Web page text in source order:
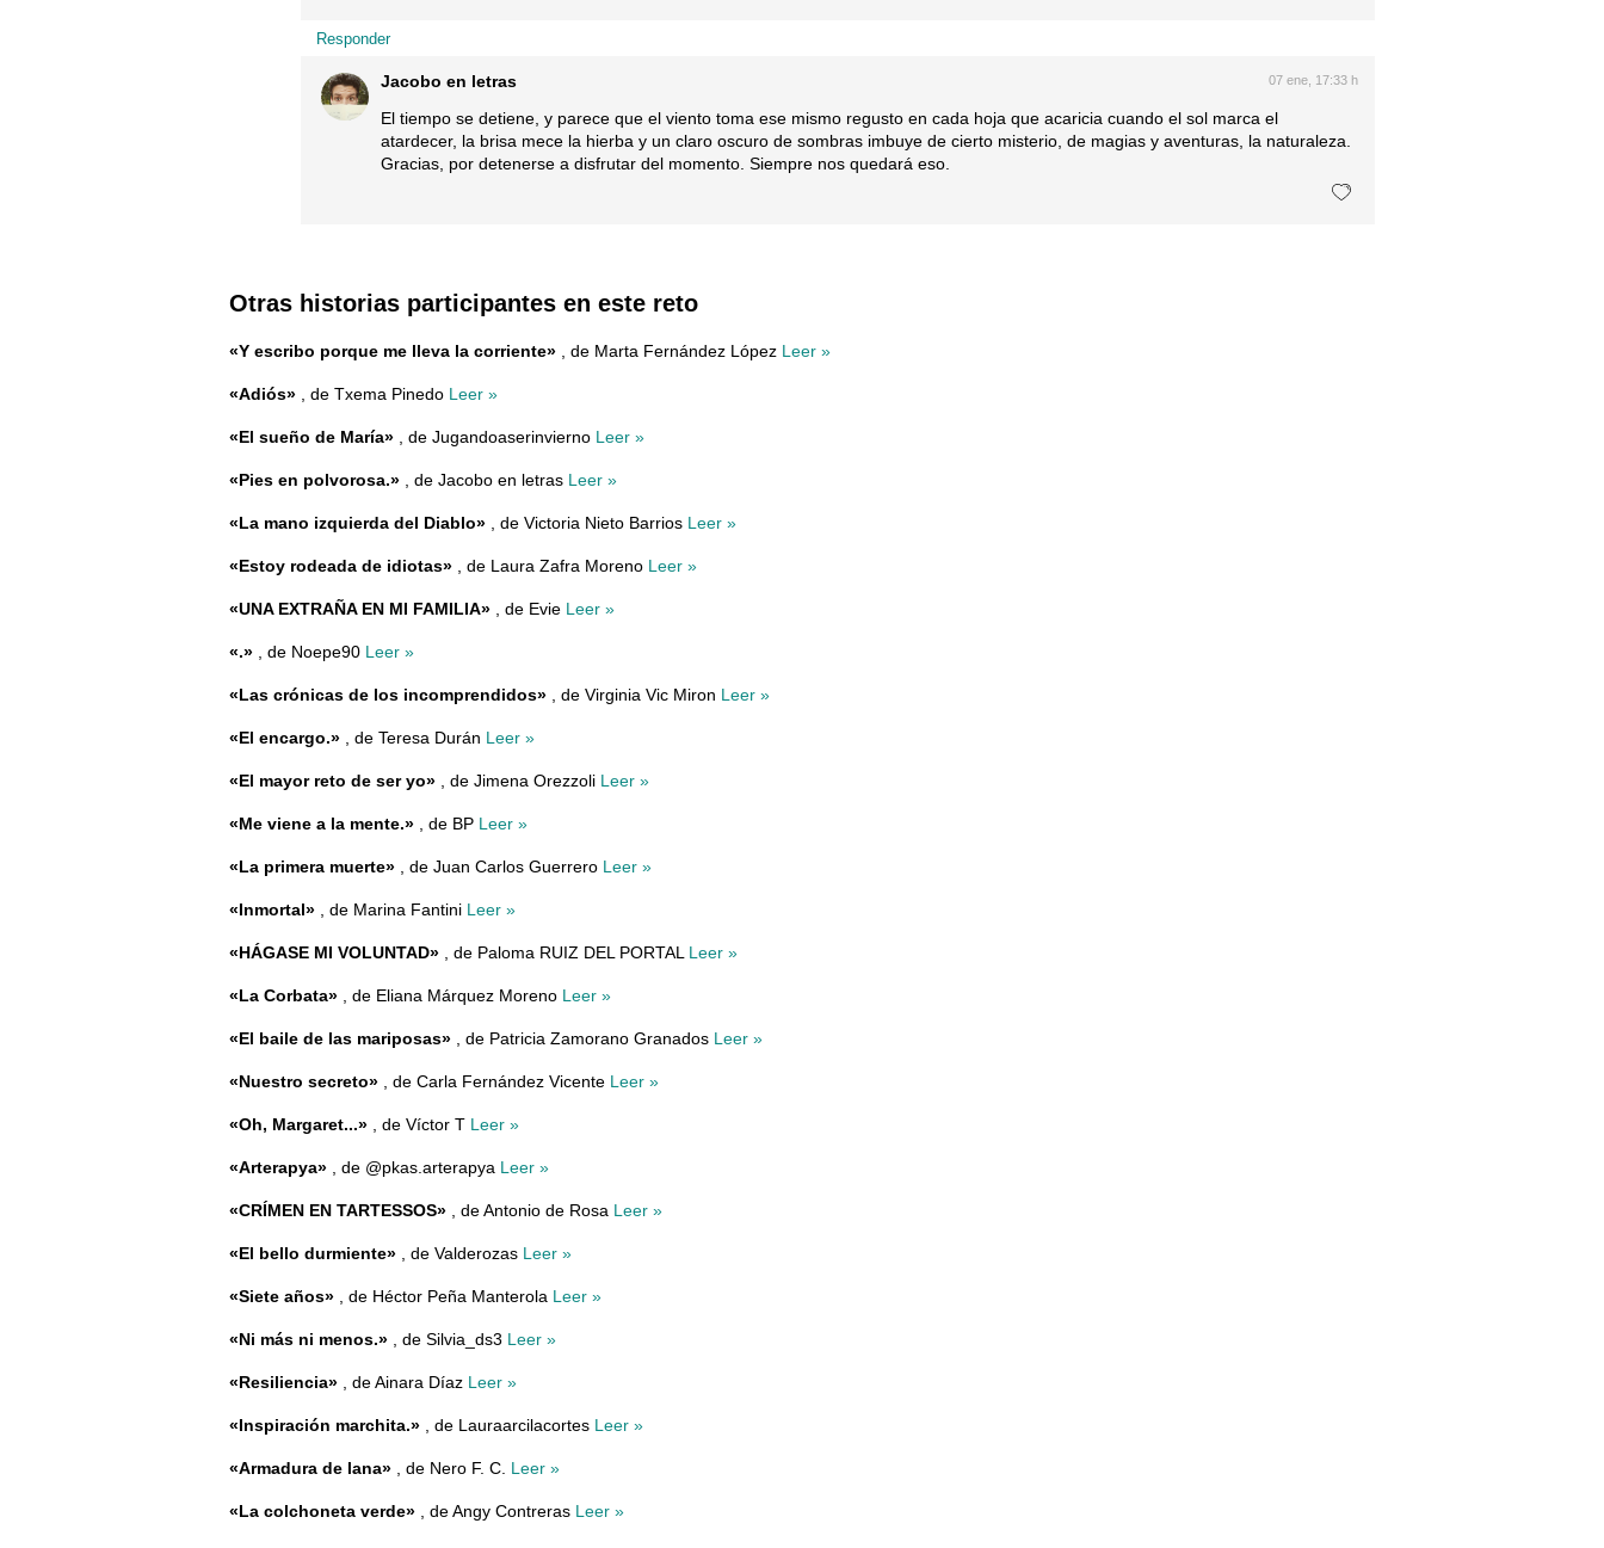
Responder
Jacobo en letras 07 ene, 17:33 h
El tiempo se detiene, y parece que el viento toma ese mismo regusto en cada hoja que acaricia cuando el sol marca el
atardecer, la brisa mece la hierba y un claro oscuro de sombras imbuye de cierto misterio, de magias y aventuras, la naturaleza.
Gracias, por detenerse a disfrutar del momento. Siempre nos quedará eso.
Otras historias participantes en este reto
«Y escribo porque me lleva la corriente» , de Marta Fernández López Leer »
«Adiós» , de Txema Pinedo Leer »
«El sueño de María» , de Jugandoaserinvierno Leer »
«Pies en polvorosa.» , de Jacobo en letras Leer »
«La mano izquierda del Diablo» , de Victoria Nieto Barrios Leer »
«Estoy rodeada de idiotas» , de Laura Zafra Moreno Leer »
«UNA EXTRAÑA EN MI FAMILIA» , de Evie Leer »
«.» , de Noepe90 Leer »
«Las crónicas de los incomprendidos» , de Virginia Vic Miron Leer »
«El encargo.» , de Teresa Durán Leer »
«El mayor reto de ser yo» , de Jimena Orezzoli Leer »
«Me viene a la mente.» , de BP Leer »
«La primera muerte» , de Juan Carlos Guerrero Leer »
«Inmortal» , de Marina Fantini Leer »
«HÁGASE MI VOLUNTAD» , de Paloma RUIZ DEL PORTAL Leer »
«La Corbata» , de Eliana Márquez Moreno Leer »
«El baile de las mariposas» , de Patricia Zamorano Granados Leer »
«Nuestro secreto» , de Carla Fernández Vicente Leer »
«Oh, Margaret...» , de Víctor T Leer »
«Arterapya» , de @pkas.arterapya Leer »
«CRÍMEN EN TARTESSOS» , de Antonio de Rosa Leer »
«El bello durmiente» , de Valderozas Leer »
«Siete años» , de Héctor Peña Manterola Leer »
«Ni más ni menos.» , de Silvia_ds3 Leer »
«Resiliencia» , de Ainara Díaz Leer »
«Inspiración marchita.» , de Lauraarcilacortes Leer »
«Armadura de lana» , de Nero F. C. Leer »
«La colchoneta verde» , de Angy Contreras Leer »